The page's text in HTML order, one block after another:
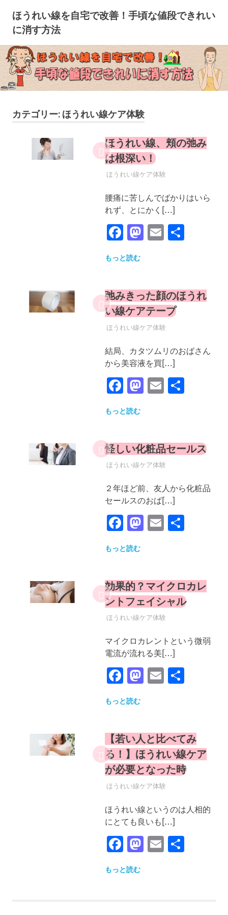
ン
ツ
へ
ス
キ
ほうれい線を自宅で改善！手頃な値段できれい
に消す方法
カテゴリー: ほうれい線ケア体験
ほうれい線、頬の弛み
は根深い！
2019年5月8日
YYYPRO
ほうれい線ケア体験
腰痛に苦しんでばかりはいら
れず、とにかく[…]
Facebook
Mastodon
Email
共
もっと読む
弛みきった顔のほうれ
い線ケアテープ
2019年5月8日
YYYPRO
ほうれい線ケア体験
結局、カタツムリのおばさん
から美容液を買[…]
Facebook
Mastodon
Email
共
もっと読む
怪しい化粧品セールス
2019年5月8日
YYYPRO
ほうれい線ケア体験
２年ほど前、友人から化粧品
セールスのおば[…]
Facebook
Mastodon
Email
共
もっと読む
効果的？マイクロカレ
ントフェイシャル
2019年5月8日
YYYPRO
ほうれい線ケア体験
マイクロカレントという微弱
電流が流れる美[…]
Facebook
Mastodon
Email
共
もっと読む
【若い人と比べてみ
る！】ほうれい線ケア
が必要となった時
2019年5月8日
YYYPRO
ほうれい線ケア体験
ほうれい線というのは人相的
にとても良いも[…]
Facebook
Mastodon
Email
共
もっと読む